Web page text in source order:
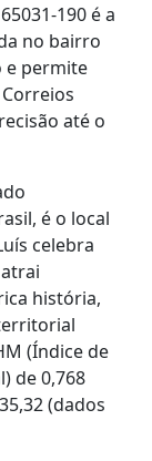
190 é a
no bairro
e permite
até o
é o local
celebra
história,
(Índice de
de 0,768
(dados